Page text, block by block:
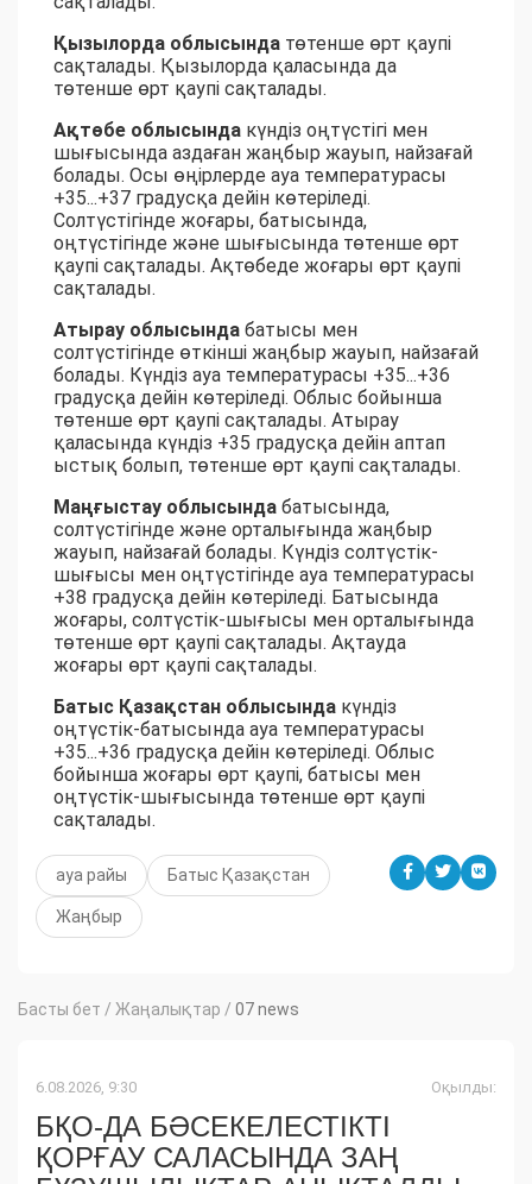
Қызылорда облысында төтенше өрт қаупі
сақталады. Қызылорда қаласында да
төтенше өрт қаупі сақталады.
Ақтөбе облысында күндіз оңтүстігі мен
шығысында аздаған жаңбыр жауып, найзағай
болады. Осы өңірлерде ауа температурасы
+35...+37 градусқа дейін көтеріледі.
Солтүстігінде жоғары, батысында,
оңтүстігінде және шығысында төтенше өрт
қаупі сақталады. Ақтөбеде жоғары өрт қаупі
сақталады.
Атырау облысында батысы мен
солтүстігінде өткінші жаңбыр жауып, найзағай
болады. Күндіз ауа температурасы +35...+36
градусқа дейін көтеріледі. Облыс бойынша
төтенше өрт қаупі сақталады. Атырау
қаласында күндіз +35 градусқа дейін аптап
ыстық болып, төтенше өрт қаупі сақталады.
Маңғыстау облысында батысында,
солтүстігінде және орталығында жаңбыр
жауып, найзағай болады. Күндіз солтүстік-
шығысы мен оңтүстігінде ауа температурасы
+38 градусқа дейін көтеріледі. Батысында
жоғары, солтүстік-шығысы мен орталығында
төтенше өрт қаупі сақталады. Ақтауда
жоғары өрт қаупі сақталады.
Батыс Қазақстан облысында күндіз
оңтүстік-батысында ауа температурасы
+35...+36 градусқа дейін көтеріледі. Облыс
бойынша жоғары өрт қаупі, батысы мен
оңтүстік-шығысында төтенше өрт қаупі
сақталады.
ауа райы Батыс Қазақстан
Жаңбыр
Басты бет / Жаңалықтар / 07 news
6.08.2026, 9:30 Оқылды:
БҚО-ДА БӘСЕКЕЛЕСТІКТІ
ҚОРҒАУ САЛАСЫНДА ЗАҢ